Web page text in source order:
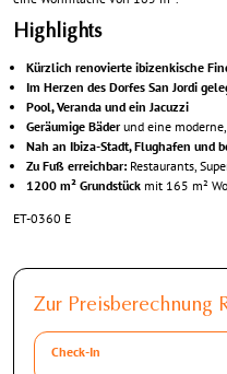
Highlights
Kürzlich renovierte ibizenkische
Im Herzen des Dorfes San Jordi
Pool, Veranda und ein Jacuzzi
Geräumige Bäderund eine
Nah an Ibiza-Stadt, Flughafen und
Zu Fuß erreichbar: Restaurants,
1200 m² Grundstück mit 165 m²
ET-0360 E
Zur Preisberechnung
Check-In